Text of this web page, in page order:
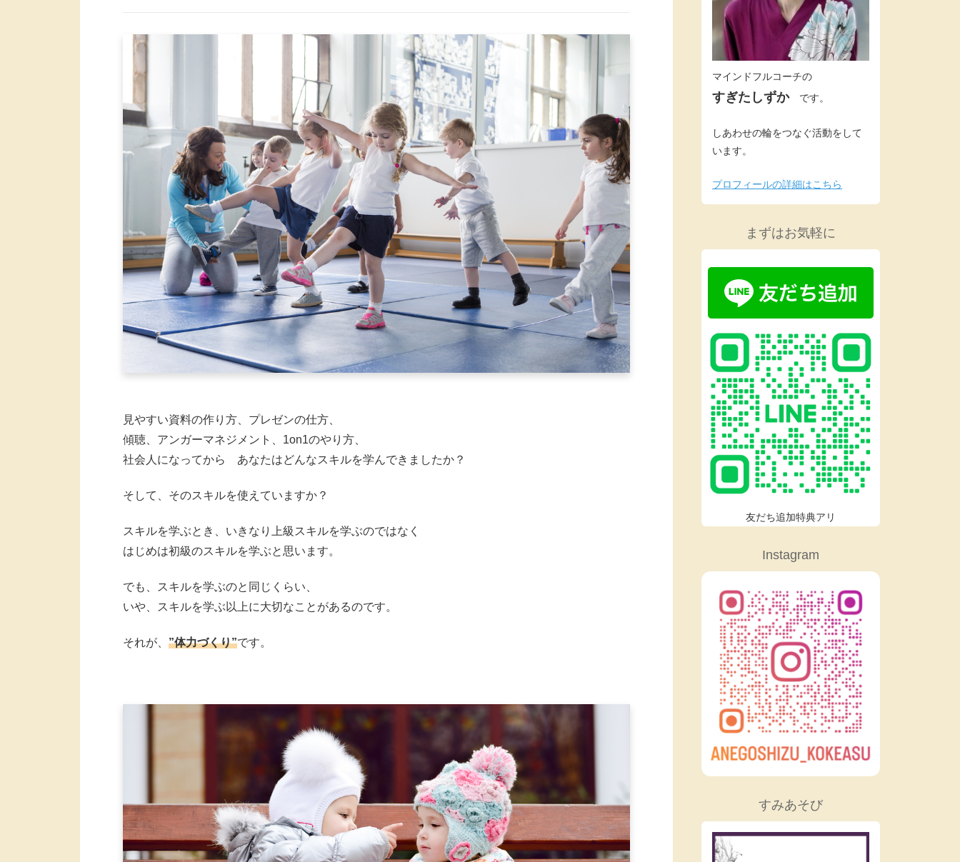
見やすい資料の作り方、プレゼンの仕方、
傾聴、アンガーマネジメント、1on1のやり方、
社会人になってから あなたはどんなスキルを学んできましたか？
そして、そのスキルを使えていますか？
スキルを学ぶとき、いきなり上級スキルを学ぶのではなく
はじめは初級のスキルを学ぶと思います。
でも、スキルを学ぶのと同じくらい、
いや、スキルを学ぶ以上に大切なことがあるのです。
それが、 ”体力づくり”です。
マインドフルコーチの
すぎたしずか です。
しあわせの輪をつなぐ活動をして
います。
プロフィールの詳細はこちら
まずはお気軽に
友だち追加特典アリ
Instagram
すみあそび